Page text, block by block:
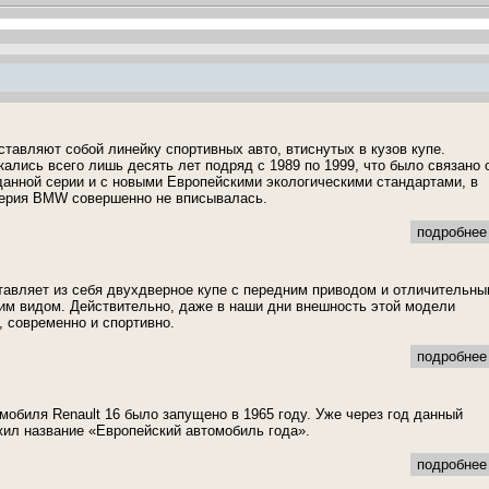
собой линейку спортивных авто, втиснутых в кузов купе.
всего лишь десять лет подряд с 1989 по 1999, что было связано
серии и с новыми Европейскими экологическими стандартами, в
BMW совершенно не вписывалась.
из себя двухдверное купе с передним приводом и
видом. Действительно, даже в наши дни внешность этой модели
современно и спортивно.
Renault 16 было запущено в 1965 году. Уже через год данный
название «Европейский автомобиль года».